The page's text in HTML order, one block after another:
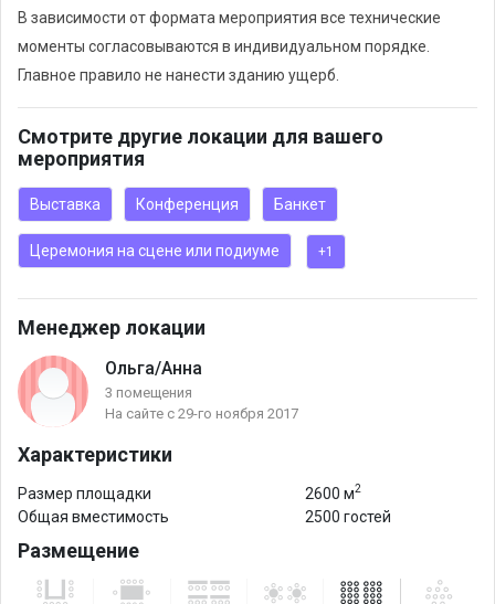
В зависимости от формата мероприятия все технические
моменты согласовываются в индивидуальном порядке.
Главное правило не нанести зданию ущерб.
Смотрите другие локации для вашего
мероприятия
Выставка Конференция Банкет
Церемония на сцене или подиуме +1
Менеджер локации
Ольга/Анна
3 помещения
На сайте с 29-го ноября 2017
Характеристики
Размер площадки 2600 м2
Общая вместимость 2500 гостей
Размещение